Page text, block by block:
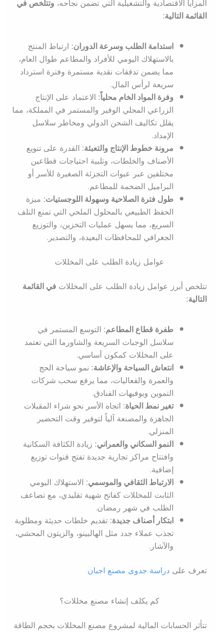
المزايا الاقتصادية والتشغيلية التي تضمن نجاحه، وتتلخص في
القائمة التالية:
استدامة الطلب وسرعة الدوران:ارتباط المنتج
بالاستهلاك اليومي للأفراد والمطاعم طوال العام،
مما يضمن تدفقات نقدية مستمرة وفترة استرداد
سريعة لرأس المال.
وفرة المواد الخام محلياً:الاعتماد على الإنتاج
الزراعي المحلي الوفير والمستمر في المملكة، مما
يقلل تكاليف الشحن الدولي ومخاطر سلاسل
الإمداد.
مرونة خطوط الإنتاج والتعبئة:القدرة على تنويع
الأصناف والخلطات، وتلبية احتياجات قطاعين
مختلفين عبر عبوات التجزئة الصغيرة للأسر أو
البراميل الضخمة للمطاعم.
طول فترة الصلاحية وسهولة اللوجستيات:ميزة
الحفظ الطبيعي بالمحلول الملحي التي تمنع التلف
السريع، مما يسهل عمليات التخزين، والتوزيع
الجغرافي للمحافظات البعيدة، والتصدير.
عوامل زيادة الطلب على المخللات
تتلخص أبرز عوامل زيادة الطلب على المخللات في القائمة
التالية:
طفرة قطاع المطاعم:التوسع المستمر في
سلاسل الوجبات السريعة والشاورما التي تعتمد
على المخللات كمكون أساسي.
انتعاش السياحة والإعاشة:نمو سياحة الحج
والعمرة والفعاليات، مما يرفع سحب شركات
التموين وبوفيهات الفنادق.
تغير نمط الحياة:اتجاه الأسر نحو شراء المقبلات
الجاهزة والمصنعة آلياً لتوفير وقت التحضير
المنزلي.
النمو السكاني والعمراني:زيادة الكثافة السكانية
وافتتاح مراكز تجارية جديدة تفتح قنوات توزيع
إضافية.
الارتباط الثقافي والموسمي:الاستهلاك اليومي
الثابت للمخللات كفاتح شهية تقليدي، مع تضاعف
الطلب في شهر رمضان.
ابتكار أصناف جديدة:تقديم خلطات حديثة ومطلوبة
تجذب عملاء جدد مثل الهالبينو، والزيتون المحشي،
والآشار.
تعرف على دراسة جدوى مصنع اجبان
كم يكلف إنشاء مصنع مخللات؟
تتأثر الحسابات المالية لمشروع مصنع المخللات بحجم الطاقة